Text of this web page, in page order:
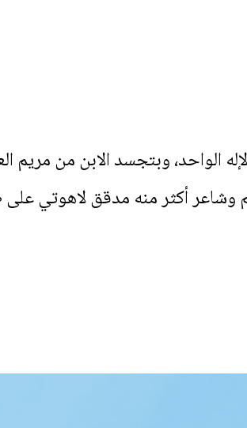
الواحد، وبتجسد الابن من مريم
وشاعر أكثر منه مدقق لاهوتي